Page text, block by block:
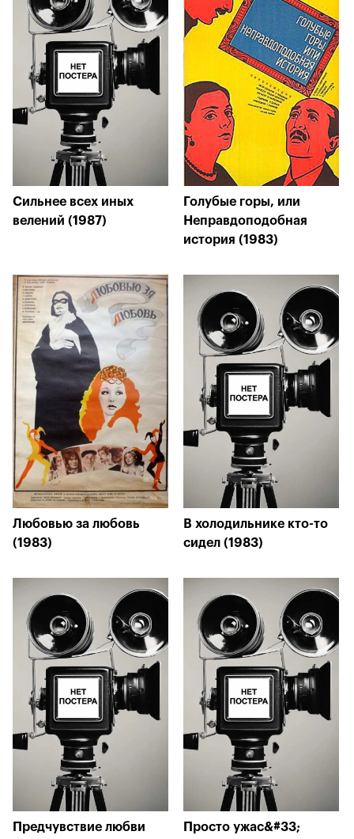
Сильнее всех иных
велений (1987)
Голубые горы, или
Неправдоподобная
история (1983)
Любовью за любовь
(1983)
В холодильнике кто-то
сидел (1983)
Предчувствие любви
Просто ужас&#33;